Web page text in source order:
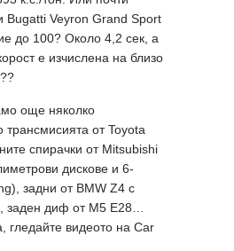
Bugatti Veyron Grand Sport
до 100? Около 4,2 сек, а
е изчислена на близо
още няколко
трансмисията от Toyota
спирачки от Mitsubishi
дискове и 6-
задни от BMW Z4 с
заден диф от M5 E28…
гледайте видеото на Car